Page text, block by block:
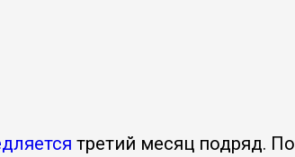
третий месяц подряд. По